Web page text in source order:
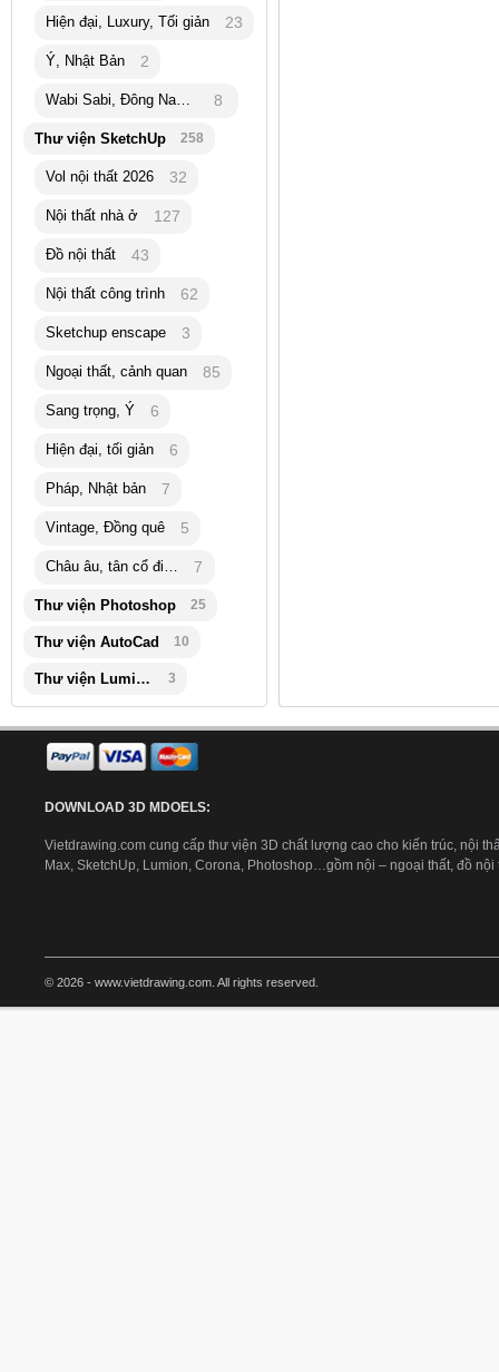
Hiện đại, Luxury, Tối giản 23
Ý, Nhật Bản 2
Wabi Sabi, Đông Nam Á 8
Thư viện SketchUp 258
Vol nội thất 2026 32
Nội thất nhà ở 127
Đồ nội thất 43
Nội thất công trình 62
Sketchup enscape 3
Ngoại thất, cảnh quan 85
Sang trọng, Ý 6
Hiện đại, tối giản 6
Pháp, Nhật bản 7
Vintage, Đồng quê 5
Châu âu, tân cổ điển 7
Thư viện Photoshop 25
Thư viện AutoCad 10
Thư viện Lumion 3
DOWNLOAD 3D MDOELS:
Vietdrawing.com cung cấp thư viện 3D chất lượng cao cho kiến trúc, nội
Max, SketchUp, Lumion, Corona, Photoshop…gồm nội – ngoại thất, đồ nội
© 2026 - www.vietdrawing.com. All rights reserved.